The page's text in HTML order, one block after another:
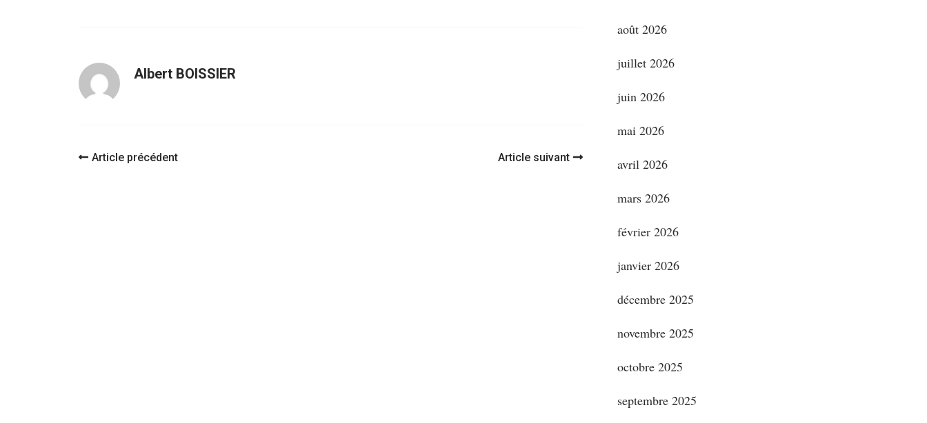
Albert BOISSIER
Navigation
Article précédent Article suivant
août 2026
juillet 2026
juin 2026
mai 2026
avril 2026
mars 2026
février 2026
janvier 2026
décembre 2025
novembre 2025
octobre 2025
septembre 2025